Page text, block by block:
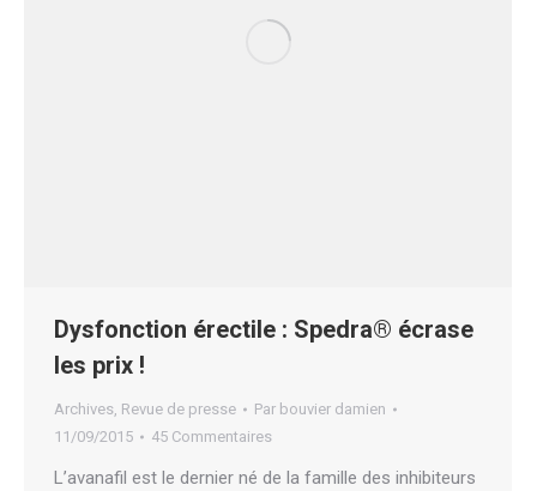
Dysfonction érectile : Spedra® écrase
les prix !
Archives, Revue de presse Par bouvier damien
11/09/2015
45 Commentaires
L’avanafil est le dernier né de la famille des inhibiteurs